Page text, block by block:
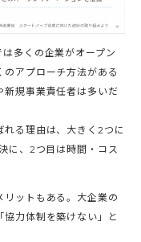
多くの企業がオープン
アプローチ方法がある
新規事業責任者は多いだ
る理由は、大きく2つに
に、2つ目は時間・コス
ットもある。大企業の
力体制を築けない」と